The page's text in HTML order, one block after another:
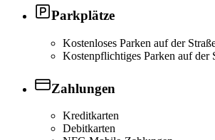
Parkplätze
Kostenloses Parken auf der
Kostenpflichtiges Parken auf der
Zahlungen
Kreditkarten
Debitkarten